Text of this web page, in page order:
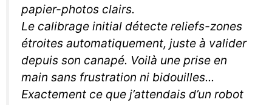
papier-photos clairs.
Le calibrage initial détecte reliefs-zones
étroites automatiquement, juste à valider
depuis son canapé. Voilà une prise en
main sans frustration ni bidouilles...
Exactement ce que j’attendais d’un robot